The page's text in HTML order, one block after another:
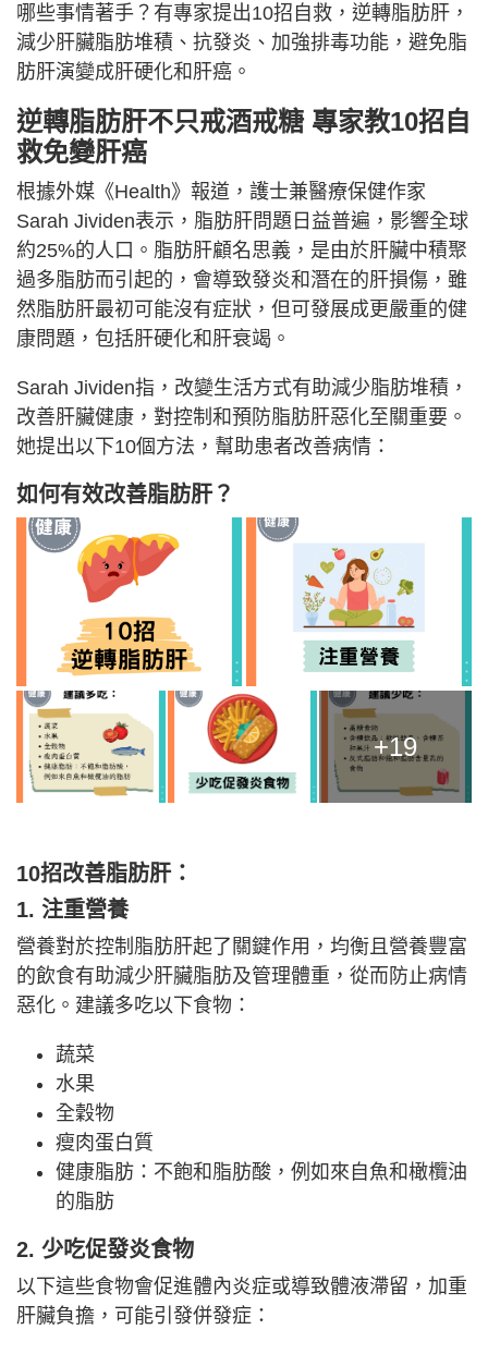
哪些事情著手？有專家提出10招自救，逆轉脂肪肝，
減少肝臟脂肪堆積、抗發炎、加強排毒功能，避免脂
肪肝演變成肝硬化和肝癌。
逆轉脂肪肝不只戒酒戒糖 專家教10招自
救免變肝癌
根據外媒《Health》報道，護士兼醫療保健作家
Sarah Jividen表示，脂肪肝問題日益普遍，影響全球
約25%的人口。脂肪肝顧名思義，是由於肝臟中積聚
過多脂肪而引起的，會導致發炎和潛在的肝損傷，雖
然脂肪肝最初可能沒有症狀，但可發展成更嚴重的健
康問題，包括肝硬化和肝衰竭。
Sarah Jividen指，改變生活方式有助減少脂肪堆積，
改善肝臟健康，對控制和預防脂肪肝惡化至關重要。
她提出以下10個方法，幫助患者改善病情：
如何有效改善脂肪肝？
+19
10招改善脂肪肝：
1. 注重營養
營養對於控制脂肪肝起了關鍵作用，均衡且營養豐富
的飲食有助減少肝臟脂肪及管理體重，從而防止病情
惡化。建議多吃以下食物：
蔬菜
水果
全穀物
瘦肉蛋白質
健康脂肪：不飽和脂肪酸，例如來自魚和橄欖油
的脂肪
2. 少吃促發炎食物
以下這些食物會促進體內炎症或導致體液滯留，加重
肝臟負擔，可能引發併發症：